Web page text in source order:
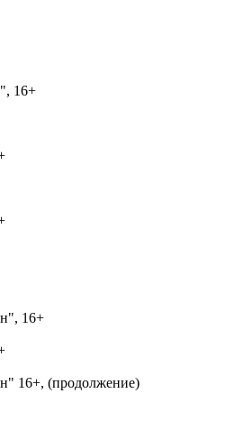
16+
16+
16+, (продолжение)